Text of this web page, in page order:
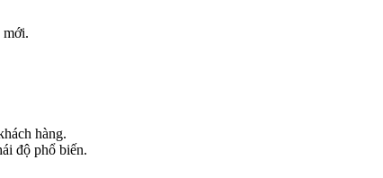
mới.
hàng.
độ phổ biến.